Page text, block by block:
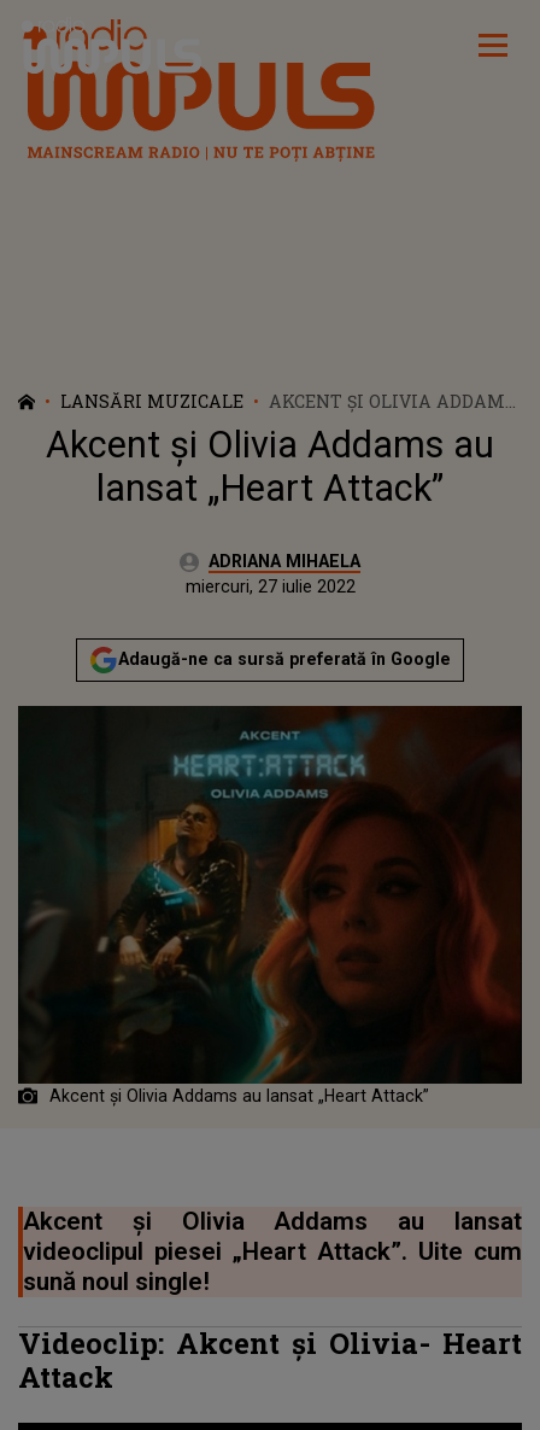
Radio Impuls
LANSĂRI MUZICALE
AKCENT ȘI OLIVIA ADDAMS
AU LANSAT „HEART
ATTACK”
Akcent și Olivia Addams au
lansat „Heart Attack”
Autor:ADRIANA MIHAELA
Actualizat:
miercuri, 27 iulie 2022
Adaugă-ne ca sursă preferată în Google
Akcent și Olivia Addams au lansat „Heart Attack”
Akcent și Olivia Addams au lansat
videoclipul piesei „Heart Attack”. Uite cum
sună noul single!
Videoclip: Akcent și Olivia- Heart
Attack